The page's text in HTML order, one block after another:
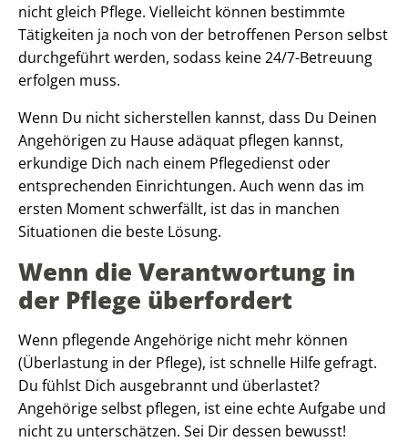
nicht gleich Pflege. Vielleicht können bestimmte
Tätigkeiten ja noch von der betroffenen Person selbst
durchgeführt werden, sodass keine 24/7-Betreuung
erfolgen muss.
Wenn Du nicht sicherstellen kannst, dass Du Deinen
Angehörigen zu Hause adäquat pflegen kannst,
erkundige Dich nach einem Pflegedienst oder
entsprechenden Einrichtungen. Auch wenn das im
ersten Moment schwerfällt, ist das in manchen
Situationen die beste Lösung.
Wenn die Verantwortung in
der Pflege überfordert
Wenn pflegende Angehörige nicht mehr können
(Überlastung in der Pflege), ist schnelle Hilfe gefragt.
Du fühlst Dich ausgebrannt und überlastet?
Angehörige selbst pflegen, ist eine echte Aufgabe und
nicht zu unterschätzen. Sei Dir dessen bewusst!